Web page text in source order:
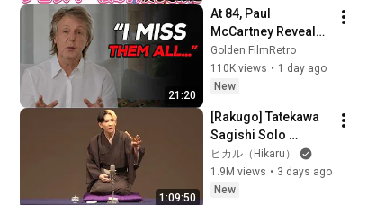
21:20
At 84, Paul
McCartney Reveals
the 5 People He
Loved the Most
Golden FilmRetro
110K views • 1 day ago
New
1:09:50
[Rakugo] Tatekawa
Sagishi Solo
Performance | Neko
no Sara (The Cat's
Plate) / Manju Kowai
ヒカル（Hikaru）
1.9M views • 3 days ago
New